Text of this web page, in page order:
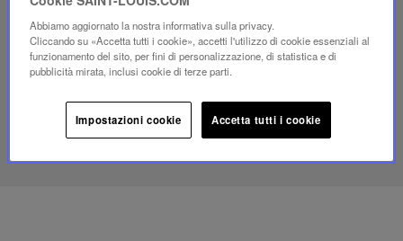
SCOPRI IL NOSTRO SAVOIR-FAIRE
YouTube,
lampada
portatile
mini
Abbiamo aggiornato la nostra informativa sulla privacy.
Cliccando su «Accetta tutti i cookie», accetti l'utilizzo di cookie essenziali al
funzionamento del sito, per fini di personalizzazione, di statistica e di
pubblicità mirata, inclusi cookie di terze parti.
Impostazioni cookie Accetta tutti i cookie